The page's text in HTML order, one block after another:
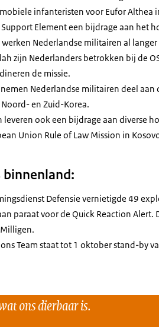
infanteristen voor Eufor Althea
Element een bijdrage aan het
Nederlandse militairen al langer
zijn Nederlanders betrokken bij de
de missie.
Nederlandse militairen deel
en Zuid-Korea.
ook een bijdrage aan diverse
Union Rule of Law Mission in
Defensie vernietigde 49
paraat voor de Quick Reaction
Team staat tot 1 oktober stand-by
ons dierbaar is.